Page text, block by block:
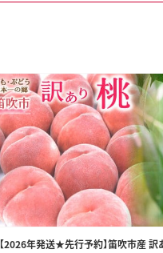
【2026年発送★先行予約】笛吹市産 訳